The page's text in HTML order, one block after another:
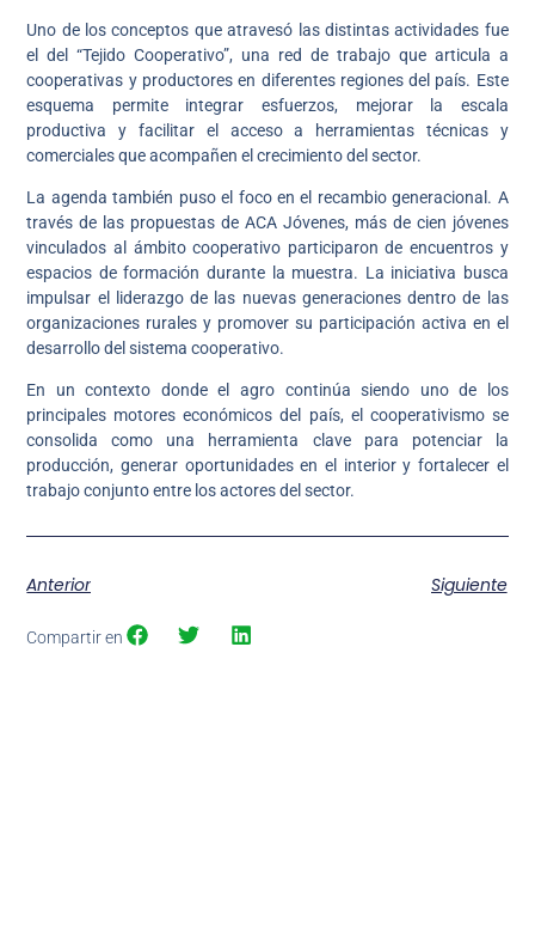
Uno de los conceptos que atravesó las distintas actividades fue
el del “Tejido Cooperativo”, una red de trabajo que articula a
cooperativas y productores en diferentes regiones del país. Este
esquema permite integrar esfuerzos, mejorar la escala
productiva y facilitar el acceso a herramientas técnicas y
comerciales que acompañen el crecimiento del sector.
La agenda también puso el foco en el recambio generacional. A
través de las propuestas de ACA Jóvenes, más de cien jóvenes
vinculados al ámbito cooperativo participaron de encuentros y
espacios de formación durante la muestra. La iniciativa busca
impulsar el liderazgo de las nuevas generaciones dentro de las
organizaciones rurales y promover su participación activa en el
desarrollo del sistema cooperativo.
En un contexto donde el agro continúa siendo uno de los
principales motores económicos del país, el cooperativismo se
consolida como una herramienta clave para potenciar la
producción, generar oportunidades en el interior y fortalecer el
trabajo conjunto entre los actores del sector.
Anterior Siguiente
Compartir en